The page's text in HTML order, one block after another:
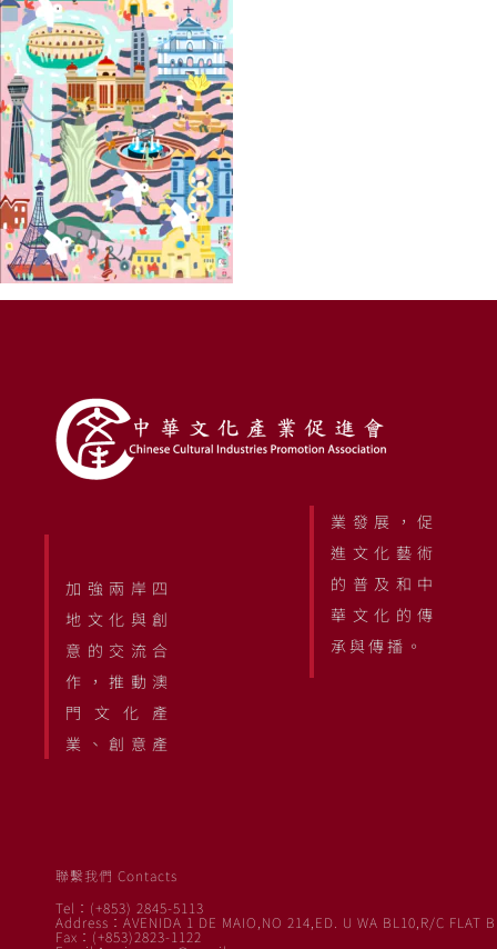
加強兩岸四
地文化與創
意的交流合
作，推動澳
門文化產
業、創意產
業發展，促
進文化藝術
的普及和中
華文化的傳
承與傳播。
聯繫我們 Contacts
Tel：(+853) 2845-5113
Address：AVENIDA 1 DE MAIO,NO 214,ED. U WA BL10,R/C FLAT B
Fax：(+853)2823-1122